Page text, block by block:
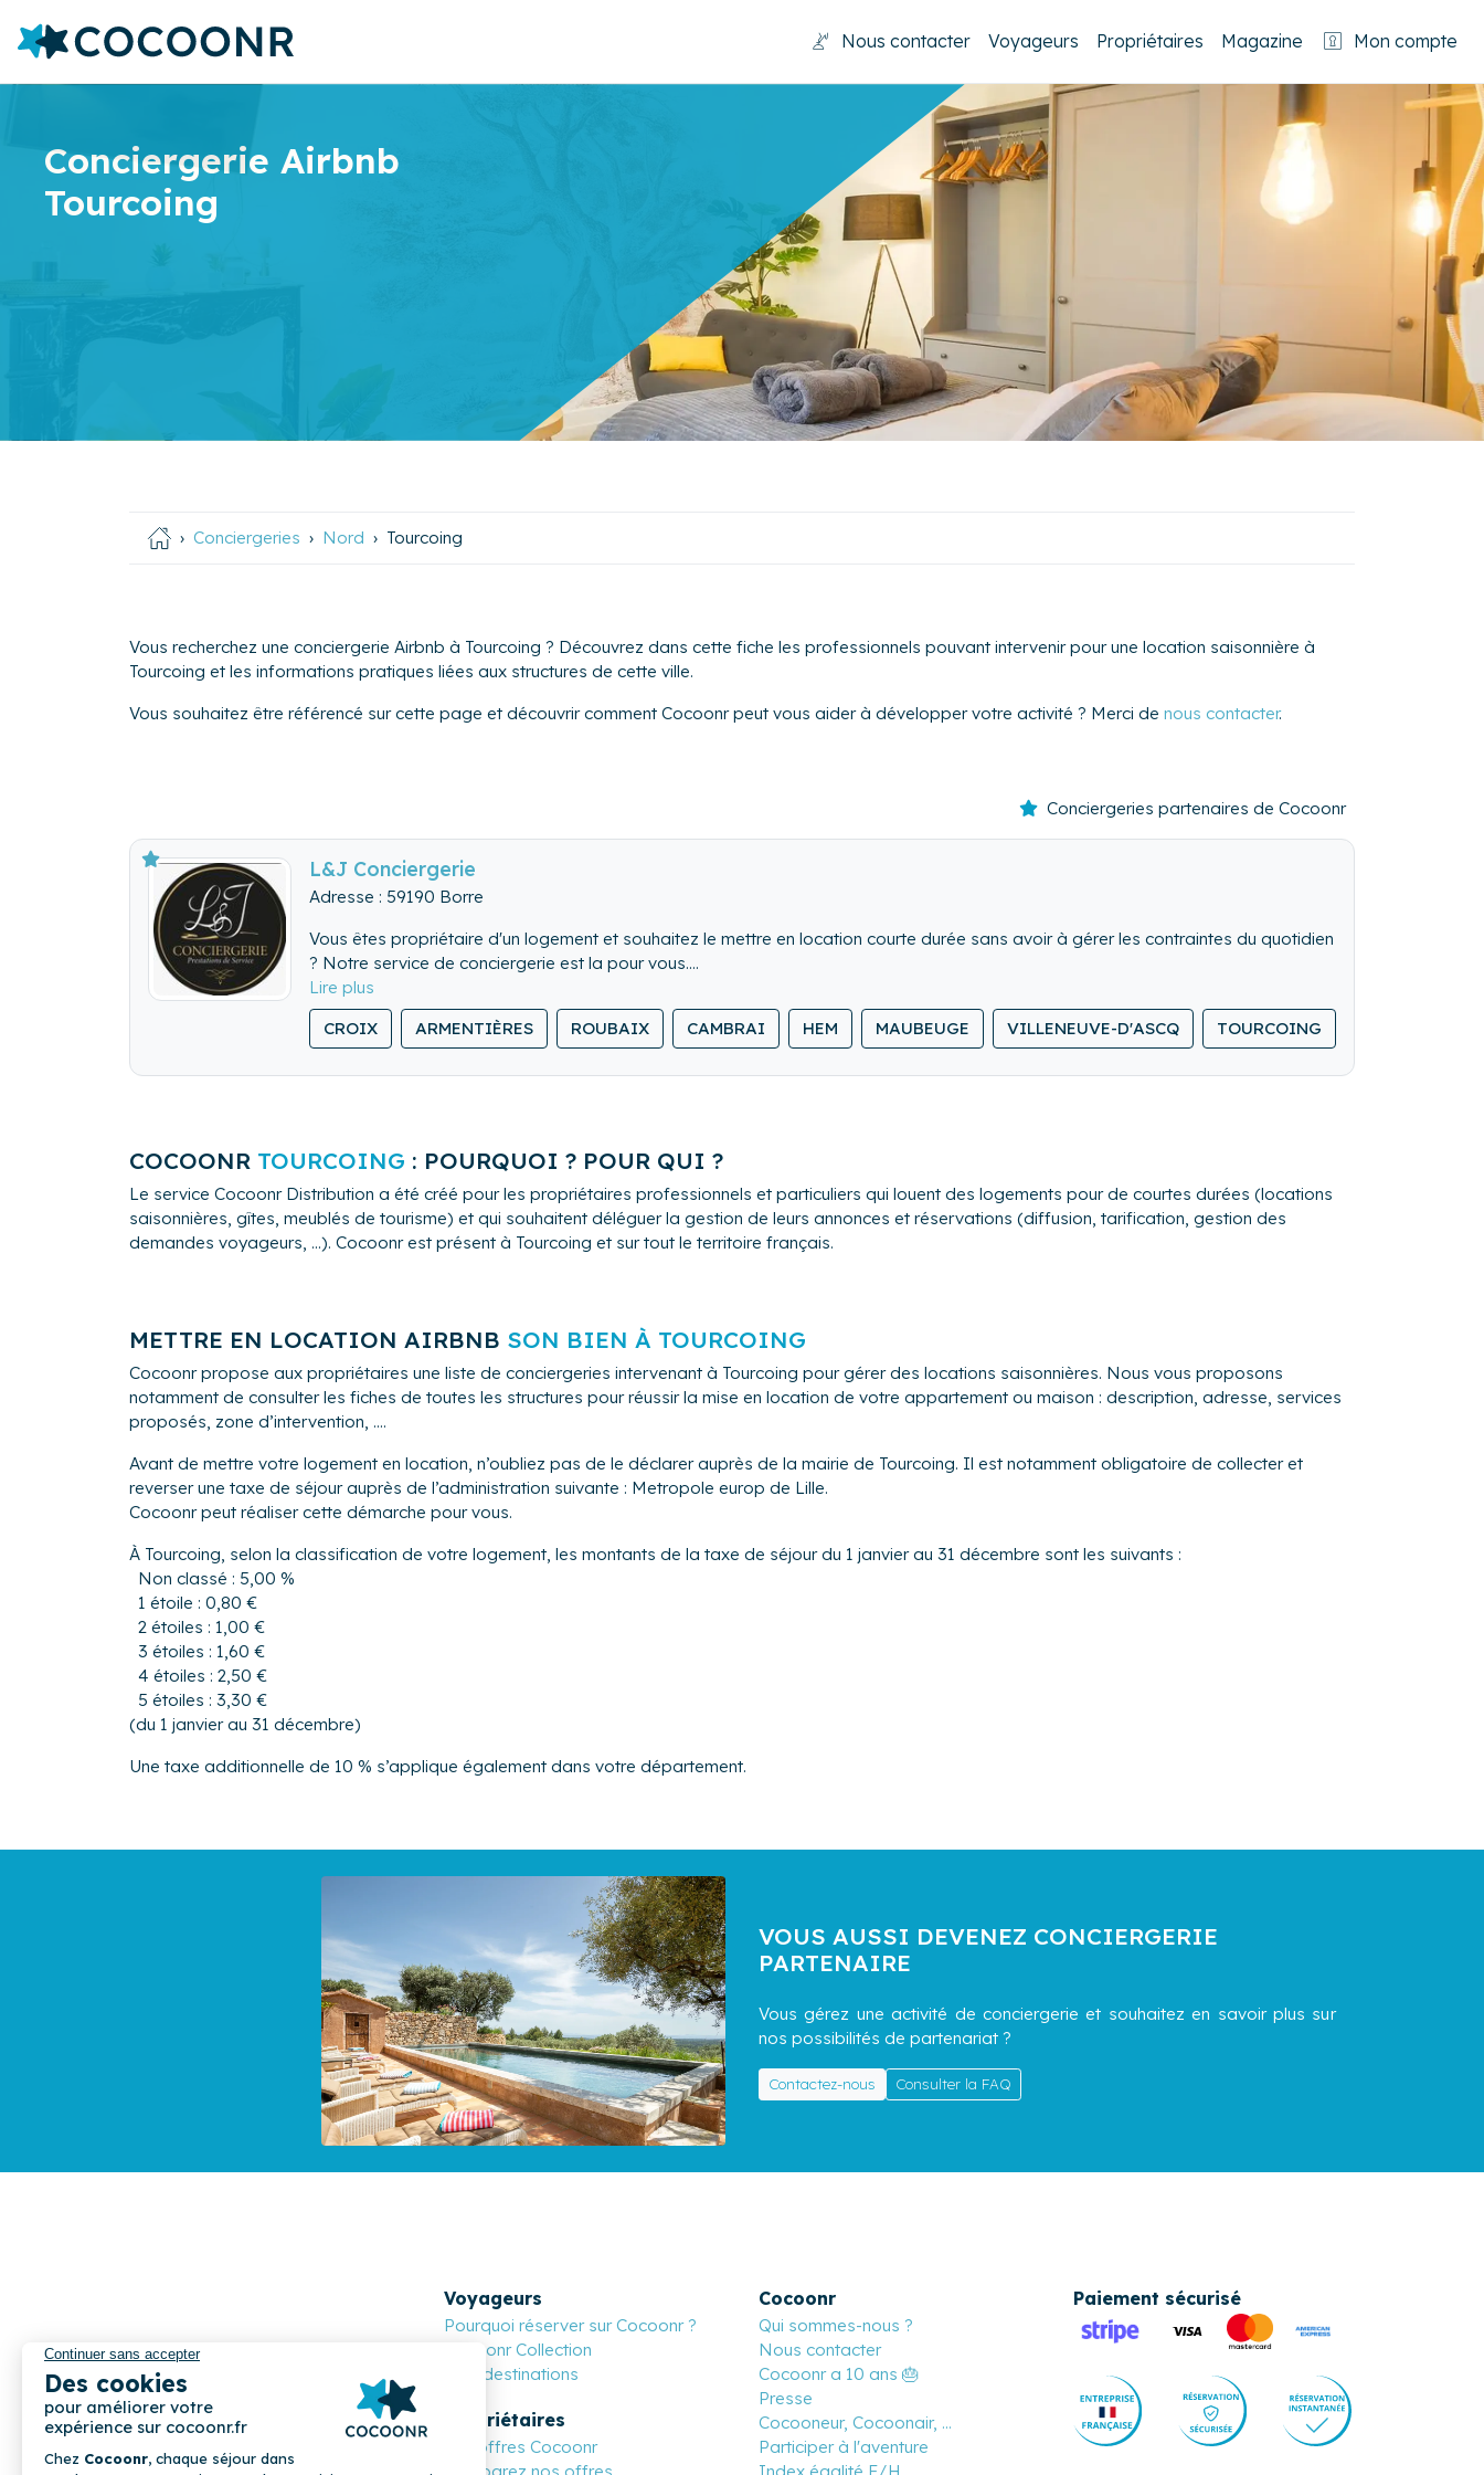
Nous contacter Voyageurs Propriétaires Magazine Mon compte
Conciergerie Airbnb
Tourcoing
Conciergeries Nord Tourcoing
Vous recherchez une conciergerie Airbnb à Tourcoing ? Découvrez dans cette fiche les professionnels pouvant intervenir pour une location saisonnière à
Tourcoing et les informations pratiques liées aux structures de cette ville.
Vous souhaitez être référencé sur cette page et découvrir comment Cocoonr peut vous aider à développer votre activité ? Merci de nous contacter.
Conciergeries partenaires de Cocoonr
L&J Conciergerie
Adresse : 59190 Borre
Vous êtes propriétaire d'un logement et souhaitez le mettre en location courte durée sans avoir à gérer les contraintes du quotidien
? Notre service de conciergerie est la pour vous.
Grâce à notre expertise, vous profitez d'une gestion clé en main de votre bien : Accueil personnalisé des voyageurs, gestion du
linge, remise des clés état des lieux, espaces vert, entretien et suivi régulier de votre logement.
Avec notre conciergerie, vous restez serein, pendant que nous faisons le reste.
CROIX ARMENTIÈRES ROUBAIX CAMBRAI HEM MAUBEUGE VILLENEUVE-D'ASCQ TOURCOING
COCOONR TOURCOING : POURQUOI ? POUR QUI ?
Le service Cocoonr Distribution a été créé pour les propriétaires professionnels et particuliers qui louent des logements pour de courtes durées (locations
saisonnières, gîtes, meublés de tourisme) et qui souhaitent déléguer la gestion de leurs annonces et réservations (diffusion, tarification, gestion des
demandes voyageurs, ...). Cocoonr est présent à Tourcoing et sur tout le territoire français.
METTRE EN LOCATION AIRBNB SON BIEN À TOURCOING
Cocoonr propose aux propriétaires une liste de conciergeries intervenant à Tourcoing pour gérer des locations saisonnières. Nous vous proposons
notamment de consulter les fiches de toutes les structures pour réussir la mise en location de votre appartement ou maison : description, adresse, services
proposés, zone d’intervention, ....
Avant de mettre votre logement en location, n’oubliez pas de le déclarer auprès de la mairie de Tourcoing. Il est notamment obligatoire de collecter et
reverser une taxe de séjour auprès de l’administration suivante : Metropole europ de Lille.
Cocoonr peut réaliser cette démarche pour vous.
À Tourcoing, selon la classification de votre logement, les montants de la taxe de séjour du 1 janvier au 31 décembre sont les suivants :
Non classé : 5,00 %
1 étoile : 0,80 €
2 étoiles : 1,00 €
3 étoiles : 1,60 €
4 étoiles : 2,50 €
5 étoiles : 3,30 €
(du 1 janvier au 31 décembre)
Une taxe additionnelle de 10 % s’applique également dans votre département.
VOUS AUSSI DEVENEZ CONCIERGERIE
PARTENAIRE
Vous gérez une activité de conciergerie et souhaitez en savoir plus sur
nos possibilités de partenariat ?
Contactez-nous Consulter la FAQ
Voyageurs
Pourquoi réserver sur Cocoonr ?
Cocoonr Collection
Nos destinations
Propriétaires
Les offres Cocoonr
Cocoonr
Qui sommes-nous ?
Nous contacter
Cocoonr a 10 ans 🎂
Presse
Cocooneur, Cocoonair, ...
Participer à l'aventure
Paiement sécurisé